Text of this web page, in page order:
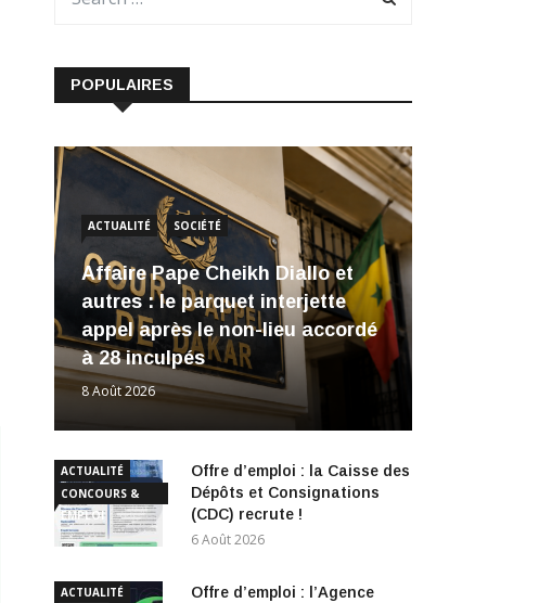
POPULAIRES
ACTUALITÉ SOCIÉTÉ
Affaire Pape Cheikh Diallo et
autres : le parquet interjette
appel après le non-lieu accordé
à 28 inculpés
8 Août 2026
ACTUALITÉ
CONCOURS &
EMPLOI
Offre d’emploi : la Caisse des
Dépôts et Consignations
(CDC) recrute !
6 Août 2026
ACTUALITÉ
Offre d’emploi : l’Agence